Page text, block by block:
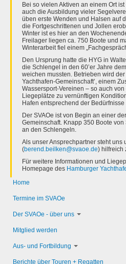
Bei so vielen Aktiven an einem Ort
auch die Ausbildung vieler
üben erste Wenden und Halsen auf
die Fortgeschrittenen und Jollen
Winter ist es hier an den
Freilager liegen ca. 750 Boote und
Winterarbeit fiel einem
Den Ursprung hatte die HYG in
die Schlengel in den 60’er Jahre
weichen mussten. Betrieben wird
Yachthafen-Gemeinschaft’, einem
Wassersport-Vereinen – so auch von
Liegeplätze zu vernünftigen
Hafen entsprechend der
Der SVAOe ist von Begin an einer
Gemeinschaft. Knapp 350 Boote
an den Schlengeln.
Als unser Ansprechpartner steht uns
(berend.beilken@svaoe.de) hilfreich
Für weitere Informationen und
Homepage des Hamburger
Home
Termine im SVAOe
Der SVAOe - über uns
Mitglied werden
Aus- und Fortbildung
Berichte über Touren + Regatten